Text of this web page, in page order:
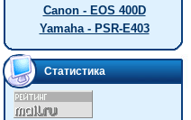
Canon - EOS 400D
Yamaha - PSR-E403
Статистика